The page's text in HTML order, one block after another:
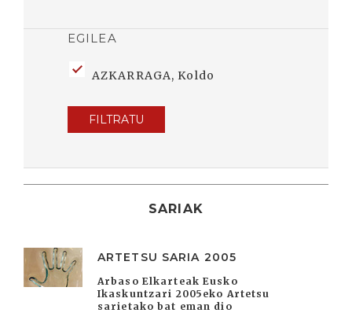
EGILEA
AZKARRAGA, Koldo
FILTRATU
SARIAK
ARTETSU SARIA 2005
Arbaso Elkarteak Eusko
Ikaskuntzari 2005eko Artetsu
sarietako bat eman dio